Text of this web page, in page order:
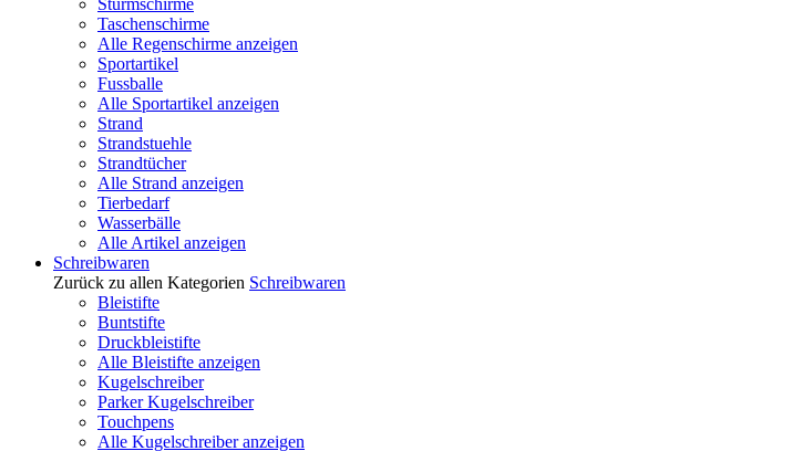
Sturmschirme
Taschenschirme
Alle Regenschirme anzeigen
Sportartikel
Fussballe
Alle Sportartikel anzeigen
Strand
Strandstuehle
Strandtücher
Alle Strand anzeigen
Tierbedarf
Wasserbälle
Alle Artikel anzeigen
Schreibwaren
Zurück zu allen Kategorien Schreibwaren
Bleistifte
Buntstifte
Druckbleistifte
Alle Bleistifte anzeigen
Kugelschreiber
Parker Kugelschreiber
Touchpens
Alle Kugelschreiber anzeigen